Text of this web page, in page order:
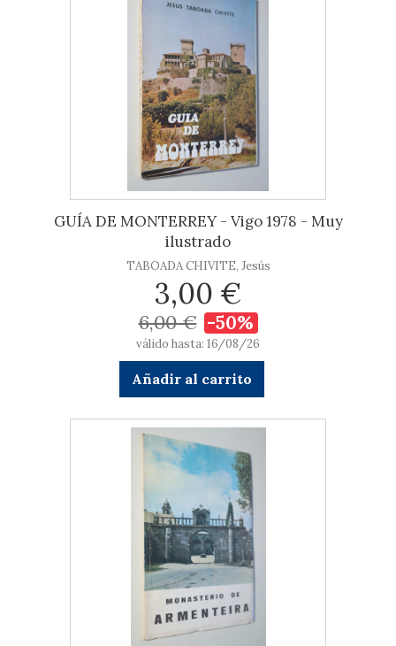
GUÍA DE MONTERREY - Vigo 1978 - Muy
ilustrado
TABOADA CHIVITE, Jesús
3,00 €
6,00 € -50%
válido hasta: 16/08/26
Añadir al carrito